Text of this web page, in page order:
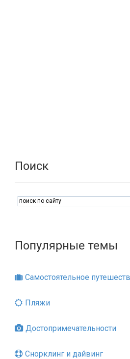
Поиск
Популярные темы
Самостоятельное
Пляжи
Достопримечательности
Снорклинг и дайвинг